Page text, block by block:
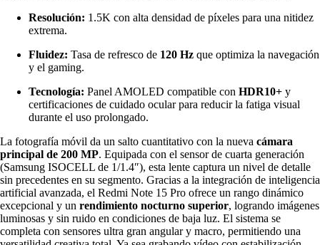
Resolución: 1.5K con alta densidad de píxeles para una nitidez
extrema.
Fluidez: Tasa de refresco de 120 Hz que optimiza la navegación
y el gaming.
Tecnología: Panel AMOLED compatible con HDR10+ y
certificaciones de cuidado ocular para reducir la fatiga visual
durante el uso prolongado.
La fotografía móvil da un salto cuantitativo con la nueva cámara
principal de 200 MP. Equipada con el sensor de cuarta generación
(Samsung ISOCELL de 1/1.4″), esta lente captura un nivel de detalle
sin precedentes en su segmento. Gracias a la integración de inteligencia
artificial avanzada, el Redmi Note 15 Pro ofrece un rango dinámico
excepcional y un rendimiento nocturno superior, logrando imágenes
luminosas y sin ruido en condiciones de baja luz. El sistema se
completa con sensores ultra gran angular y macro, permitiendo una